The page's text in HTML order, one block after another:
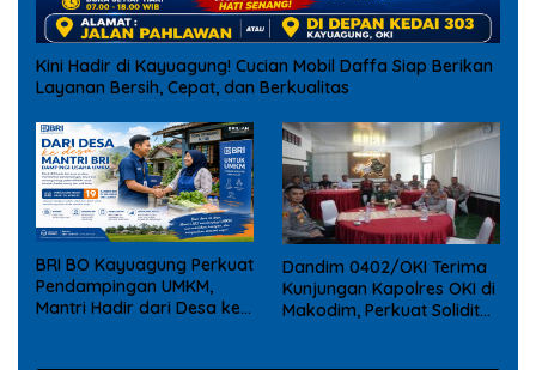
Kini Hadir di Kayuagung! Cucian Mobil Daffa Siap Berikan
Layanan Bersih, Cepat, dan Berkualitas
BRI BO Kayuagung Perkuat
Pendampingan UMKM,
Mantri Hadir dari Desa ke
Dandim 0402/OKI Terima
Kunjungan Kapolres OKI di
Makodim, Perkuat Soliditas